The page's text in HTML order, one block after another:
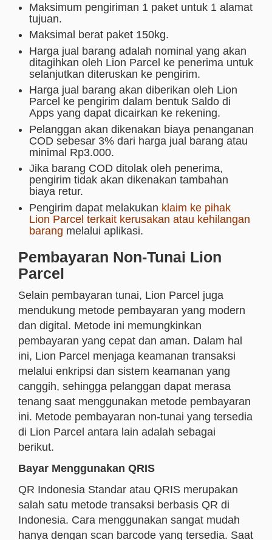
Maksimum pengiriman 1 paket untuk 1 alamat
tujuan.
Maksimal berat paket 150kg.
Harga jual barang adalah nominal yang akan
ditagihkan oleh Lion Parcel ke penerima untuk
selanjutkan diteruskan ke pengirim.
Harga jual barang akan diberikan oleh Lion
Parcel ke pengirim dalam bentuk Saldo di
Apps yang dapat dicairkan ke rekening.
Pelanggan akan dikenakan biaya penanganan
COD sebesar 3% dari harga jual barang atau
minimal Rp3.000.
Jika barang COD ditolak oleh penerima,
pengirim tidak akan dikenakan tambahan
biaya retur.
Pengirim dapat melakukan klaim ke pihak
Lion Parcel terkait kerusakan atau kehilangan
barang melalui aplikasi.
Pembayaran Non-Tunai Lion
Parcel
Selain pembayaran tunai, Lion Parcel juga
mendukung metode pembayaran yang modern
dan digital. Metode ini memungkinkan
pembayaran yang cepat dan aman. Dalam hal
ini, Lion Parcel menjaga keamanan transaksi
melalui enkripsi dan sistem keamanan yang
canggih, sehingga pelanggan dapat merasa
tenang saat menggunakan metode pembayaran
ini. Metode pembayaran non-tunai yang tersedia
di Lion Parcel antara lain adalah sebagai
berikut.
Bayar Menggunakan QRIS
QR Indonesia Standar atau QRIS merupakan
salah satu metode transaksi berbasis QR di
Indonesia. Cara menggunakan sangat mudah
hanya dengan scan barcode yang tersedia. Saat